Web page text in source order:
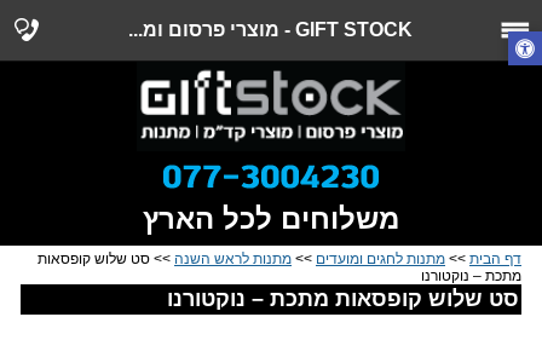
GIFT STOCK - מוצרי פרסום ומ...
משלוחים לכל הארץ
דף הבית >> מתנות לחגים ומועדים >> מתנות לראש השנה >> סט שלוש קופסאות
מתכת – נוקטורנו
סט שלוש קופסאות מתכת – נוקטורנו